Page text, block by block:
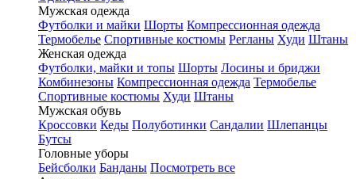
Мужская одежда
Футболки и майки Шорты Компрессионная одежда
Термобелье Спортивные костюмы Регланы Худи Штаны
Женская одежда
Футболки, майки и топы Шорты Лосины и бриджи
Комбинезоны Компрессионная одежда Термобелье
Спортивные костюмы Худи Штаны
Мужская обувь
Кроссовки Кеды Полуботинки Сандалии Шлепанцы
Бутсы
Головные уборы
Бейсболки Банданы Посмотреть все